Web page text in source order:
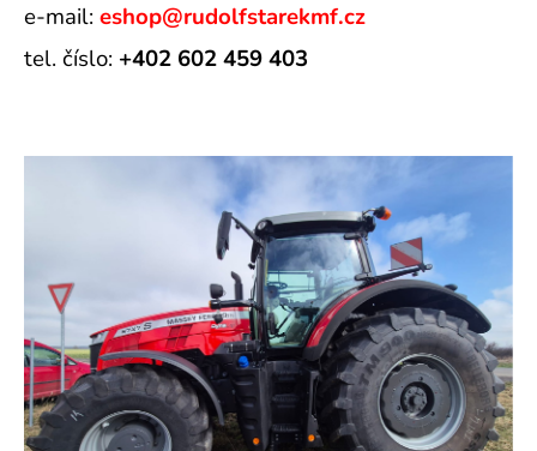
e-mail: eshop@rudolfstarekmf.cz
tel. číslo: +402 602 459 403